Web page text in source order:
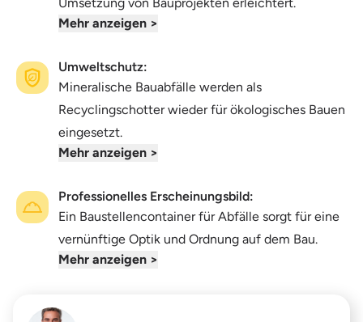
Mehr anzeigen >
Umweltschutz:
Mineralische Bauabfälle werden als
Recyclingschotter wieder für ökologisches Bauen
eingesetzt.
Mehr anzeigen >
Professionelles Erscheinungsbild:
Ein Baustellencontainer für Abfälle sorgt für eine
vernünftige Optik und Ordnung auf dem Bau.
Mehr anzeigen >